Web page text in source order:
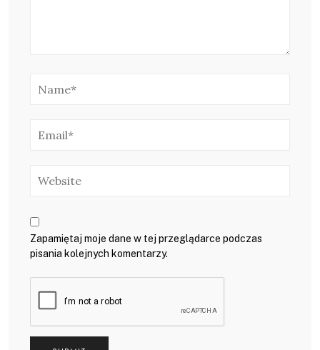
Zapamiętaj moje dane w tej przeglądarce podczas
pisania kolejnych komentarzy.